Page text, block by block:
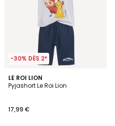
-30% DÈS 2*
LE ROI LION
Pyjashort Le Roi Lion
17,99 €
4,5
/ 5